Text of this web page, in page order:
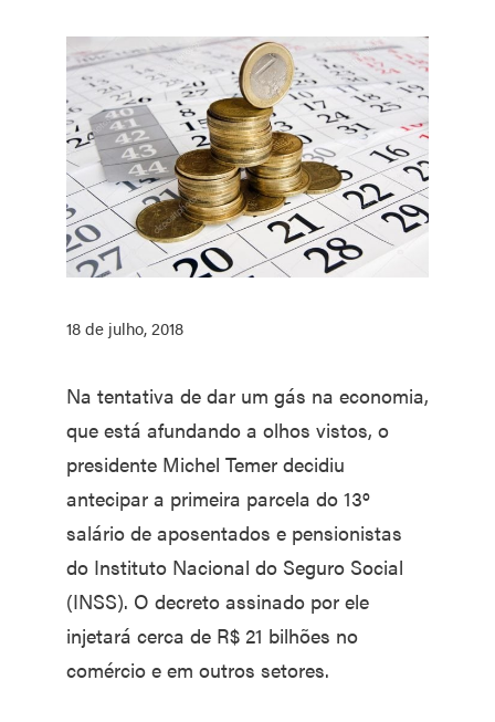
18 de julho, 2018
Na tentativa de dar um gás na economia,
que está afundando a olhos vistos, o
presidente Michel Temer decidiu
antecipar a primeira parcela do 13º
salário de aposentados e pensionistas
do Instituto Nacional do Seguro Social
(INSS). O decreto assinado por ele
injetará cerca de R$ 21 bilhões no
comércio e em outros setores.